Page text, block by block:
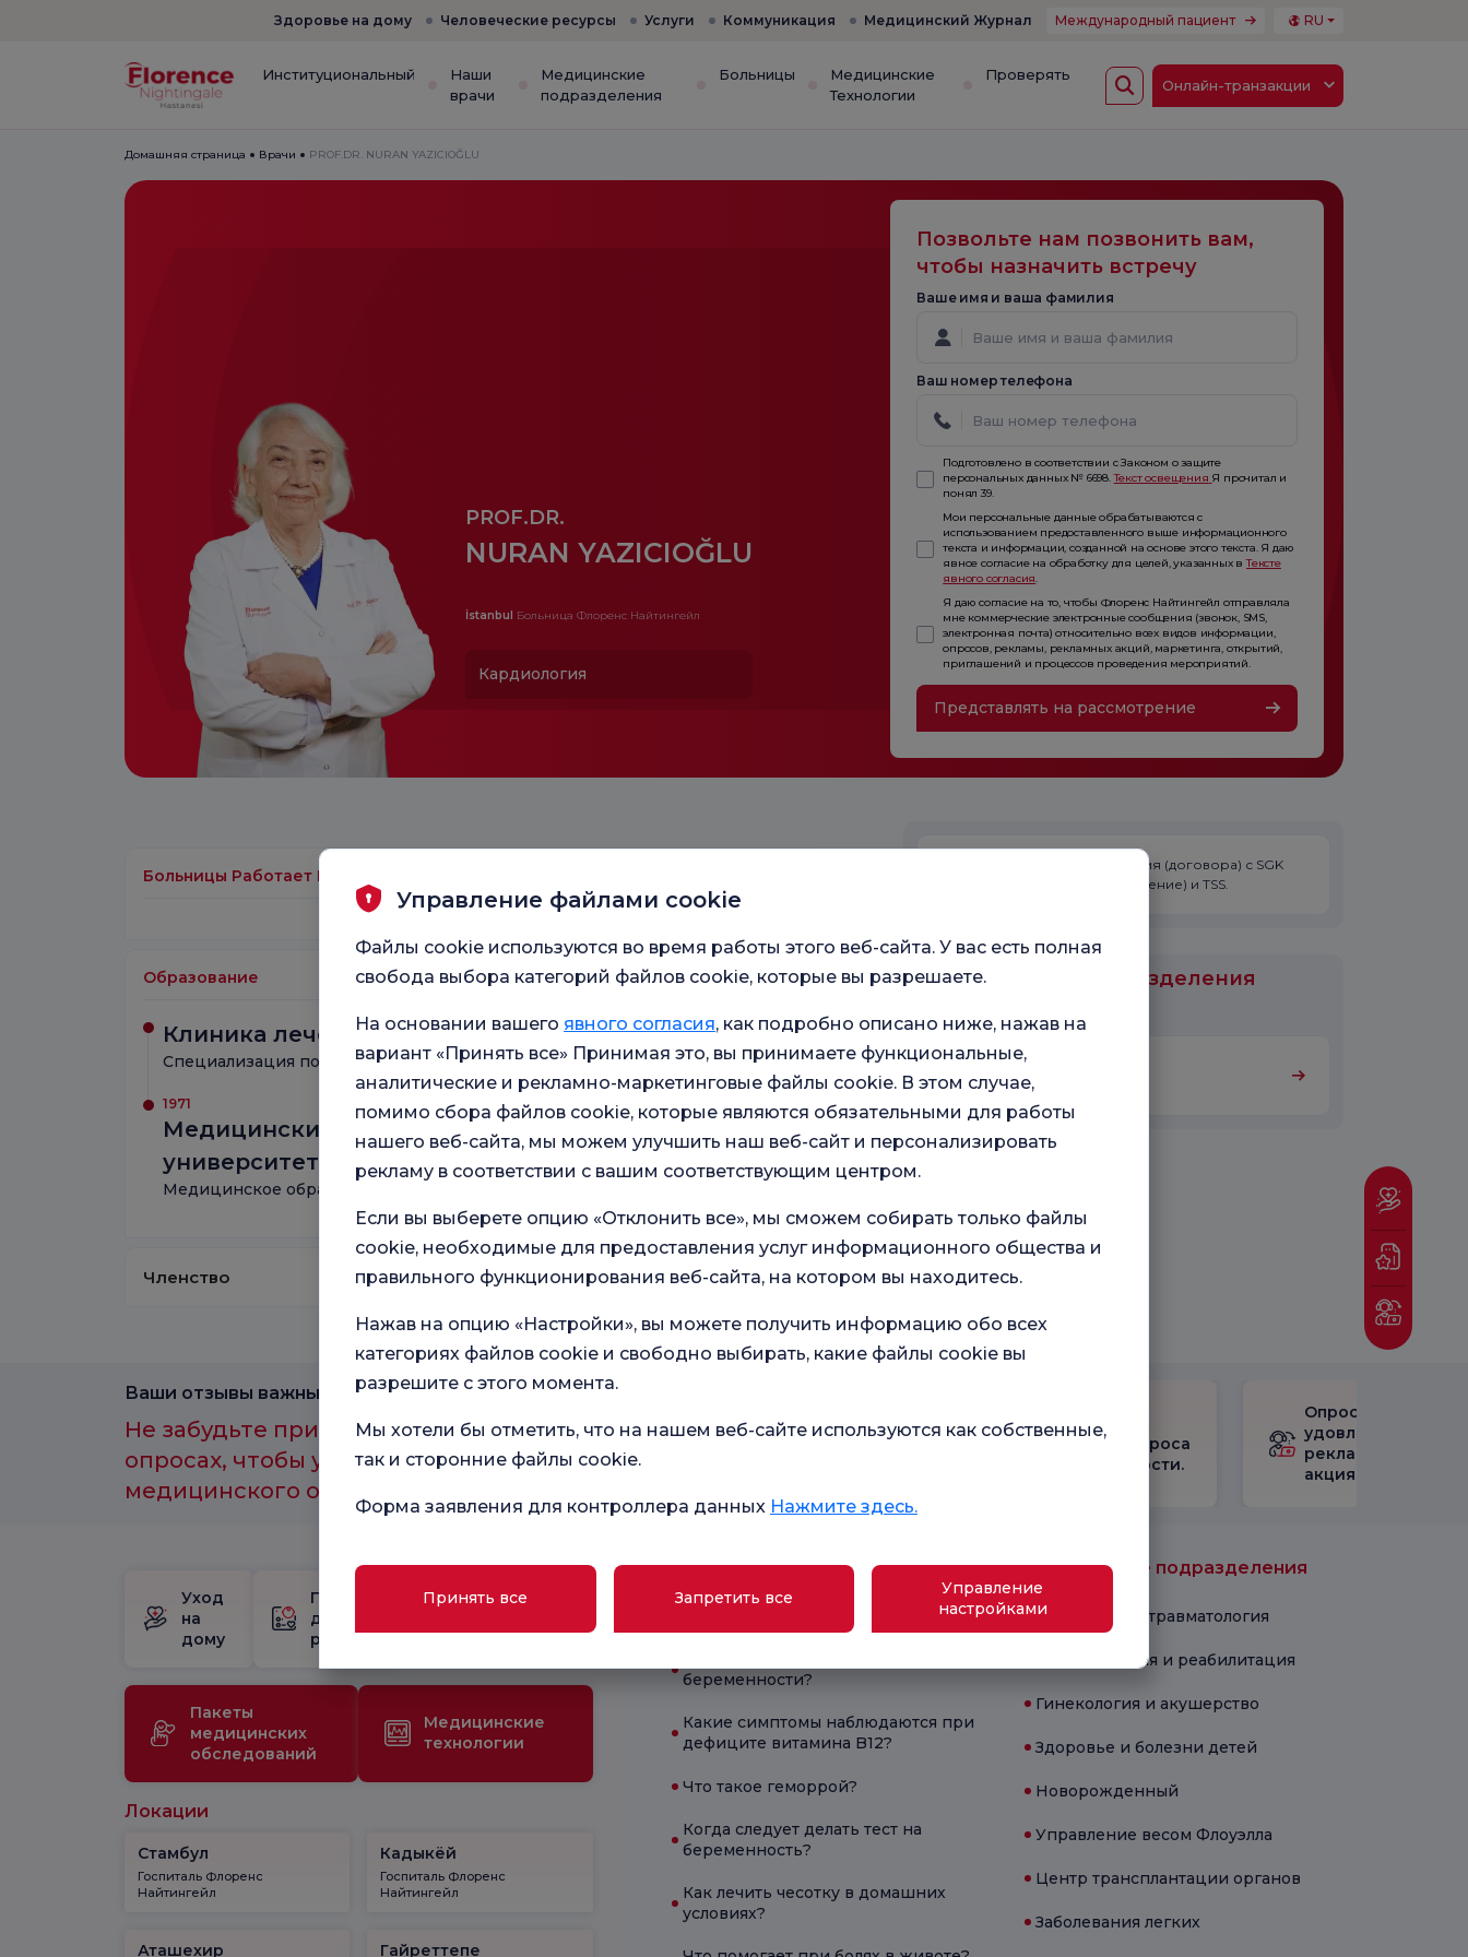
Здоровье на дому Человеческие ресурсы Услуги Коммуникация Медицинский Журнал Международный пациент RU
Институциональный
Наши
врачи
Медицинские
подразделения
Больницы
Медицинские
Технологии
Проверять
Онлайн-транзакции
Домашняя страница Врачи PROF.DR. NURAN YAZICIOĞLU
PROF.DR.
NURAN YAZICIOĞLU
İstanbul Больница Флоренс Найтингейл
Кардиология
Позвольте нам позвонить вам,
чтобы назначить встречу
Ваше имя и ваша фамилия
Ваш номер телефона
Подготовлено в соответствии с Законом о защите
персональных данных № 6698.Текст освещения Я прочитал и
понял 39.
Мои персональные данные обрабатываются с
использованием предоставленного выше информационного
текста и информации, созданной на основе этого текста. Я даю
явное согласие на обработку для целей, указанных вТексте
явного согласия.
Я даю согласие на то, чтобы Флоренс Найтингейл отправляла
мне коммерческие электронные сообщения (звонок, SMS,
электронная почта) относительно всех видов информации,
опросов, рекламы, рекламных акций, маркетинга, открытий,
приглашений и процессов проведения мероприятий.
Представлять на рассмотрение
Больницы Работает В
Образование
Клиника лечения Хасеки
Специализация по кардиологии внутренних болезней
1971
Медицинский факультет Стамбульского
университета Джеррахпаша
Медицинское образование
Членство
У врача нет соглашения (договора) с SGK
(Социальное обеспечение) и TSS.
Медицинские подразделения
Кардиология
Уход
на
дому
Пакет
для
родов
Школа для
Пакеты
медицинских
обследований
Медицинские
технологии
Локации
Стамбул
Госпиталь Флоренс
Найтингейл
Кадыкёй
Госпиталь Флоренс
Найтингейл
Аташехир Гайреттепе
Текущее состояние здоровья
беременности?
Какие симптомы наблюдаются при
дефиците витамина B12?
Что такое геморрой?
Когда следует делать тест на
беременность?
Как лечить чесотку в домашних
условиях?
Медицинские подразделения
Ортопедия и травматология
Физиотерапия и реабилитация
Гинекология и акушерство
Здоровье и болезни детей
Новорожденный
Управление весом Флоуэлла
Центр трансплантации органов
Заболевания легких
Ваши отзывы важны для нас.
Не забудьте принять участие в наших
опросах, чтобы улучшить качество
медицинского обслуживания.
Общий опрос
Ознакомьтесь с
результатами опроса
удовлетворенности.
Опрос
рекламными
акциями
Управление файлами cookie
Файлы cookie используются во время работы этого веб-сайта. У вас есть полная
свобода выбора категорий файлов cookie, которые вы разрешаете.
На основании вашего явного согласия, как подробно описано ниже, нажав на
вариант «Принять все» Принимая это, вы принимаете функциональные,
аналитические и рекламно-маркетинговые файлы cookie. В этом случае,
помимо сбора файлов cookie, которые являются обязательными для работы
нашего веб-сайта, мы можем улучшить наш веб-сайт и персонализировать
рекламу в соответствии с вашим соответствующим центром.
Если вы выберете опцию «Отклонить все», мы сможем собирать только файлы
cookie, необходимые для предоставления услуг информационного общества и
правильного функционирования веб-сайта, на котором вы находитесь.
Нажав на опцию «Настройки», вы можете получить информацию обо всех
категориях файлов cookie и свободно выбирать, какие файлы cookie вы
разрешите с этого момента.
Мы хотели бы отметить, что на нашем веб-сайте используются как собственные,
так и сторонние файлы cookie.
Форма заявления для контроллера данных Нажмите здесь.
Принять все Запретить все
Управление
настройками